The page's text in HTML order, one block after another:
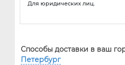
Для юридических лиц.
Способы доставки в ваш
Петербург